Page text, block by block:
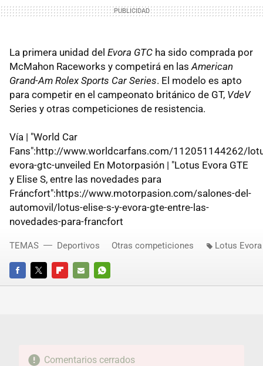
La primera unidad del Evora GTC ha sido comprada por
McMahon Raceworks y competirá en lasAmerican
Grand-Am Rolex Sports Car Series. El modelo es apto
para competir en el campeonato británico de GT, VdeV
Series y otras competiciones de resistencia.
Vía | "World Car
Fans":http://www.worldcarfans.com/112051144262/
evora-gtc-unveiled En Motorpasión | "Lotus Evora GTE
y Elise S, entre las novedades para
Fráncfort":https://www.motorpasion.com/salones-del-
automovil/lotus-elise-s-y-evora-gte-entre-las-
novedades-para-francfort
FACEBOOKTWITTERFLIPBOARD
E-
WHATSAPP
TEMAS Deportivos Otras competiciones Lotus Evora
Comentarios cerrados